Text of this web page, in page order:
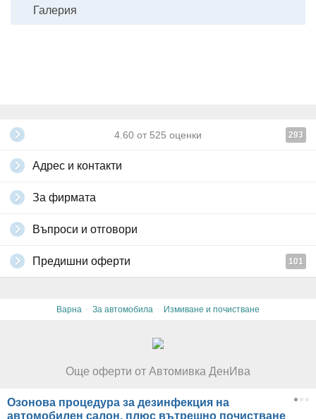
Галерия
4.60 от 525 оценки 293
Адрес и контакти
За фирмата
Въпроси и отговори
Предишни оферти 101
Варна · За автомобила · Измиване и почистване
Още оферти от Автомивка ДенИва
Озонова процедура за дезинфекция на
автомобилен салон, плюс вътрешно почистване